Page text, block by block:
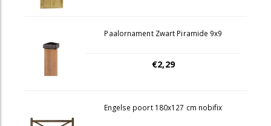
Paalornament Zwart Piramide 9x9
€2,29
Engelse poort 180x127 cm nobifix